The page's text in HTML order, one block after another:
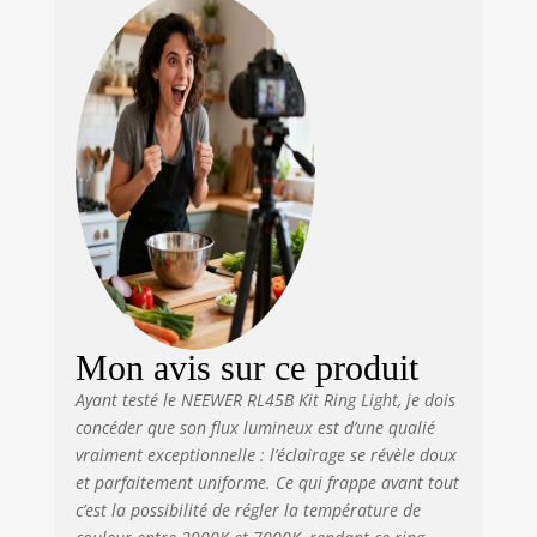
streamingt, NL-
116AI
(IRC) de 95+, idéal
pour les portraits,
la photographie de
studio vidéo, la
photographie de
produits, les flux
en direct, etc.
Également avec un
mini trépied pour
le réglage de la
hauteur, un
positionnement
d'angle, un câble
USB et une
batterie au lithium
intégrée de 4000
mAh pour le
chargement.
Mon avis sur ce produit
Ayant testé le NEEWER RL45B Kit Ring Light, je dois
concéder que son flux lumineux est d’une qualié
vraiment exceptionnelle : l’éclairage se révèle doux
et parfaitement uniforme. Ce qui frappe avant tout
c’est la possibilité de régler la température de